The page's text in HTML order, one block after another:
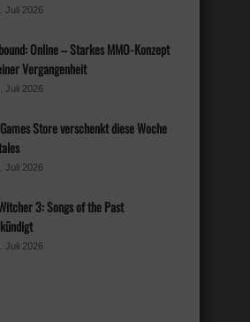
Juli 2026
Online – Starkes MMO-Konzept
Vergangenheit
Juli 2026
Store verschenkt diese Woche
Juli 2026
3: Songs of the Past
Juli 2026